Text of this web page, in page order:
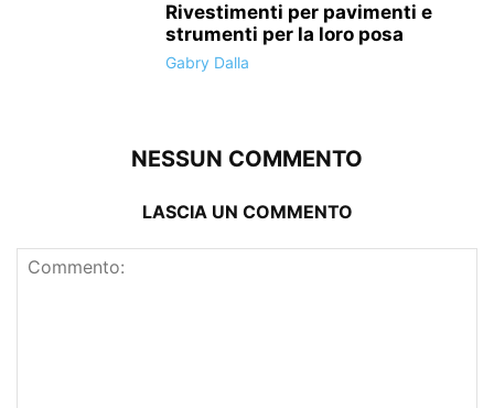
Rivestimenti per pavimenti e
strumenti per la loro posa
Gabry Dalla
NESSUN COMMENTO
LASCIA UN COMMENTO